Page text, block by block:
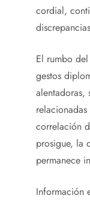
cordial,
El rumbo
gestos
alentadoras,
correlación
prosigue, la
permanece
Información